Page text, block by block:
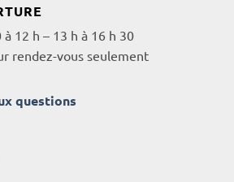
12 h – 13 h à 16 h 30
rendez-vous seulement
questions